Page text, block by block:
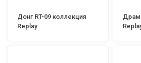
Донг RT-09 коллекция
Replay
Драм